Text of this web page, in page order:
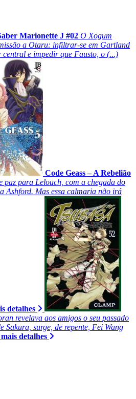
Marionette J #02 O Xogum
a Otaru: infiltrar-se em Gartland
e impedir que Fausto, o (...)
Code Geass – A Rebelião
paz para Lelouch, com a chegada do
Ashford. Mas essa calmaria não irá
detalhes
revelava aos amigos o seu passado
Sakura, surge, de repente, Fei Wang
mais detalhes